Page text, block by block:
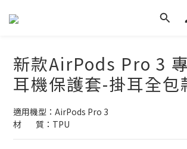
新款AirPods Pro 3
耳機保護套-掛耳全包
適用機型：AirPods Pro 3
材        質：TPU